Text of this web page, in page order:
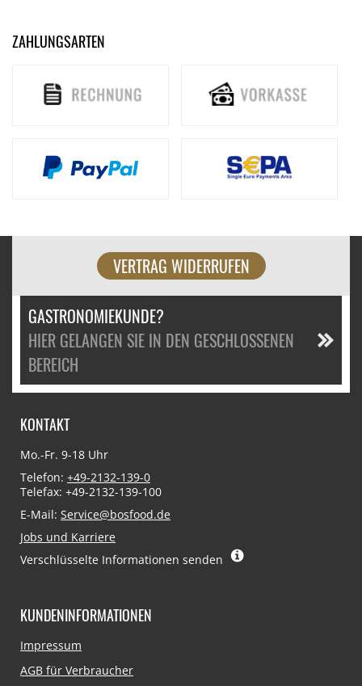
ZAHLUNGSARTEN
VERTRAG WIDERRUFEN
GASTRONOMIEKUNDE?
HIER GELANGEN SIE IN DEN GESCHLOSSENEN
BEREICH
KONTAKT
Mo.-Fr. 9-18 Uhr
Telefon: +49-2132-139-0
Telefax: +49-2132-139-100
E-Mail: Service@bosfood.de
Jobs und Karriere
Verschlüsselte Informationen senden
KUNDENINFORMATIONEN
Navigation
Impressum
AGB für Verbraucher